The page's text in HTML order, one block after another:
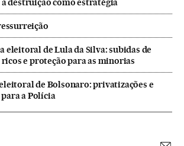
destruição como estratégia
eleitoral de Lula da Silva: subidas de
e proteção para as minorias
de Bolsonaro: privatizações e
a Polícia